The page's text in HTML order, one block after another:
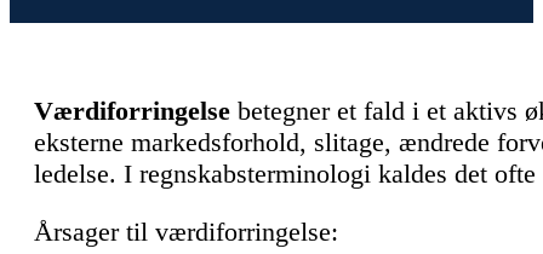
Værdiforringelse betegner et fald i et aktivs
eksterne markedsforhold, slitage, ændrede
ledelse. I regnskabsterminologi kaldes det
Årsager til værdiforringelse: